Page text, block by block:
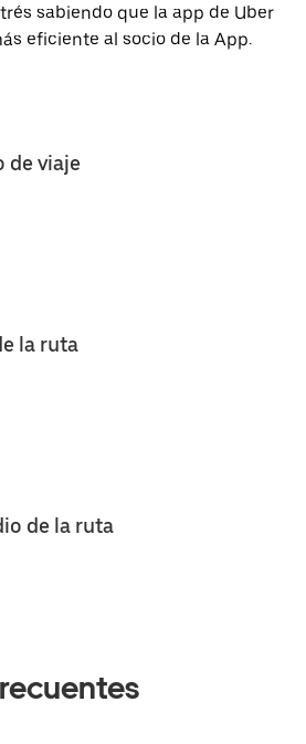
sabiendo que la app de Uber
eficiente al socio de la App.
de viaje
la ruta
de la ruta